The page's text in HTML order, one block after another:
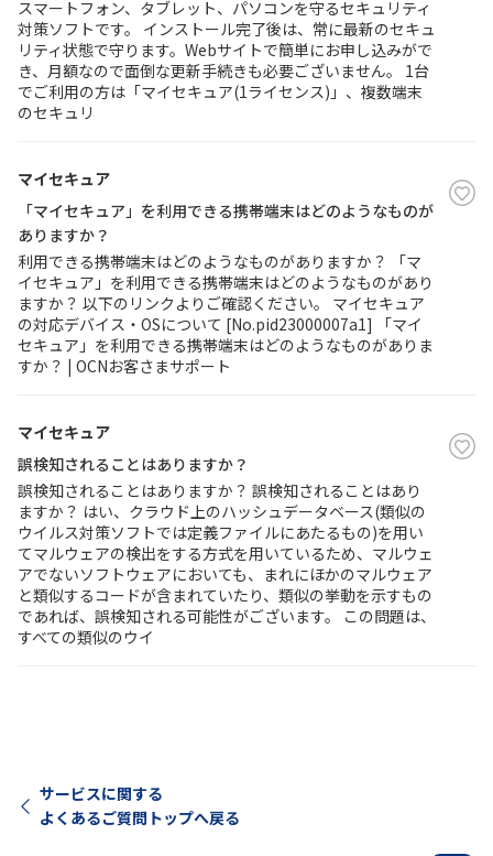
スマートフォン、タブレット、パソコンを守るセキュリティ
対策ソフトです。 インストール完了後は、常に最新のセキュ
リティ状態で守ります。Webサイトで簡単にお申し込みがで
き、月額なので面倒な更新手続きも必要ございません。 1台
でご利用の方は「マイセキュア(1ライセンス)」、複数端末
のセキュリ
マイセキュア
「マイセキュア」を利用できる携帯端末はどのようなものが
ありますか？
利用できる携帯端末はどのようなものがありますか？ 「マ
イセキュア」を利用できる携帯端末はどのようなものがあり
ますか？ 以下のリンクよりご確認ください。 マイセキュア
の対応デバイス・OSについて [No.pid23000007a1] 「マイ
セキュア」を利用できる携帯端末はどのようなものがありま
すか？ | OCNお客さまサポート
マイセキュア
誤検知されることはありますか？
誤検知されることはありますか？ 誤検知されることはあり
ますか？ はい、クラウド上のハッシュデータベース(類似の
ウイルス対策ソフトでは定義ファイルにあたるもの)を用い
てマルウェアの検出をする方式を用いているため、マルウェ
アでないソフトウェアにおいても、まれにほかのマルウェア
と類似するコードが含まれていたり、類似の挙動を示すもの
であれば、誤検知される可能性がございます。 この問題は、
すべての類似のウイ
サービスに関する
よくあるご質問トップへ戻る